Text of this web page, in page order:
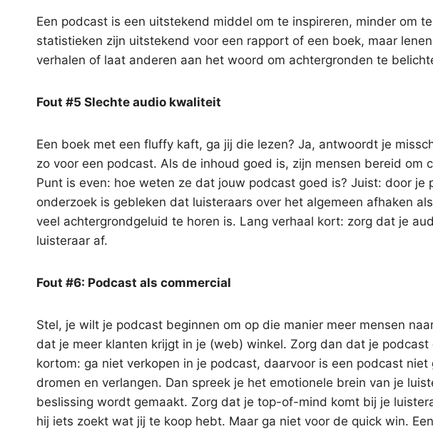
Een podcast is een uitstekend middel om te inspireren, minder om
statistieken zijn uitstekend voor een rapport of een boek, maar
verhalen of laat anderen aan het woord om achtergronden te
Fout #5 Slechte audio kwaliteit
Een boek met een fluffy kaft, ga jij die lezen? Ja, antwoordt je
zo voor een podcast. Als de inhoud goed is, zijn mensen bereid om
Punt is even: hoe weten ze dat jouw podcast goed is? Juist: door
onderzoek is gebleken dat luisteraars over het algemeen afhaken
veel achtergrondgeluid te horen is. Lang verhaal kort: zorg dat je
luisteraar af.
Fout #6: Podcast als commercial
Stel, je wilt je podcast beginnen om op die manier meer mensen
dat je meer klanten krijgt in je (web) winkel. Zorg dan dat je
kortom: ga niet verkopen in je podcast, daarvoor is een podcast
dromen en verlangen. Dan spreek je het emotionele brein van je
beslissing wordt gemaakt. Zorg dat je top-of-mind komt bij je
hij iets zoekt wat jij te koop hebt. Maar ga niet voor de quick win.